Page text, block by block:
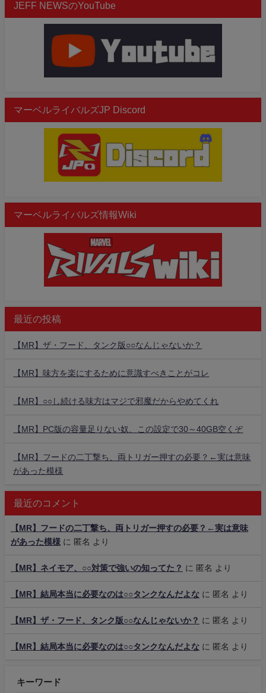
JEFF NEWSのYouTube
マーベルライバルズJP Discord
マーベルライバルズ情報Wiki
最近の投稿
【MR】ザ・フード、タンク版○○なんじゃないか？
【MR】味方を楽にするために意識すべきことがコレ
【MR】○○し続ける味方はマジで邪魔だからやめてくれ
【MR】PC版の容量足りない奴、この設定で30～40GB空くぞ
【MR】フードの二丁撃ち、両トリガー押すの必要？←実は意味
があった模様
最近のコメント
【MR】フードの二丁撃ち、両トリガー押すの必要？←実は意味
があった模様 に 匿名 より
【MR】ネイモア、○○対策で強いの知ってた？ に 匿名 より
【MR】結局本当に必要なのは○○タンクなんだよな に 匿名 より
【MR】ザ・フード、タンク版○○なんじゃないか？ に 匿名 より
【MR】結局本当に必要なのは○○タンクなんだよな に 匿名 より
キーワード